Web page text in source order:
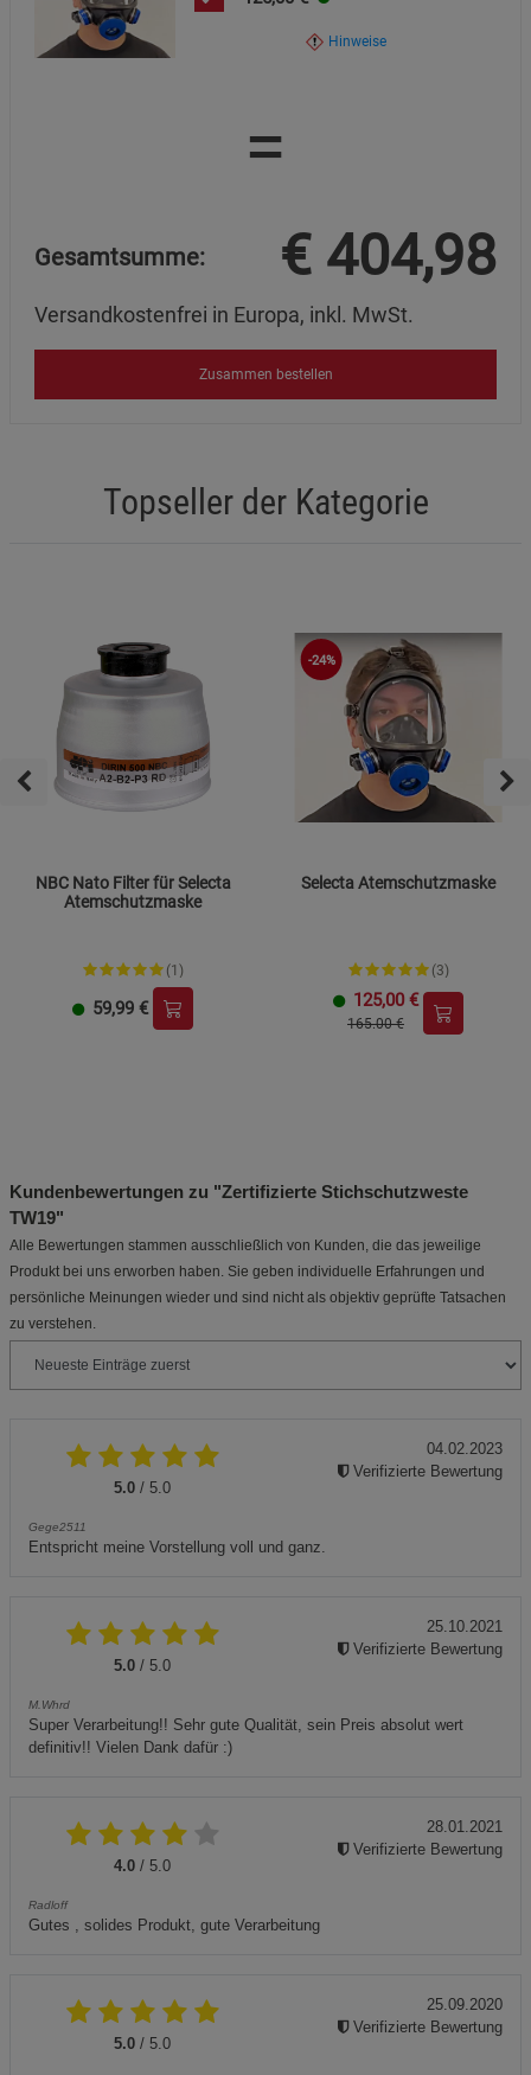
Hinweise
=
Gesamtsumme: € 404,98
Versandkostenfrei in Europa, inkl. MwSt.
Zusammen bestellen
Topseller der Kategorie
NBC Nato Filter für Selecta
Atemschutzmaske
(1)
59,99 €
-24%
Selecta Atemschutzmaske
(3)
125,00 €
165.00 €
Kundenbewertungen zu "Zertifizierte Stichschutzweste
TW19"
Alle Bewertungen stammen ausschließlich von Kunden, die das jeweilige
Produkt bei uns erworben haben. Sie geben individuelle Erfahrungen und
persönliche Meinungen wieder und sind nicht als objektiv geprüfte Tatsachen
zu verstehen.
5.0 / 5.0
Gege2511
Entspricht meine Vorstellung voll und ganz.
04.02.2023
Verifizierte Bewertung
5.0 / 5.0
M.Whrd
Super Verarbeitung!! Sehr gute Qualität, sein Preis absolut wert
definitiv!! Vielen Dank dafür :)
25.10.2021
Verifizierte Bewertung
4.0 / 5.0
Radloff
Gutes , solides Produkt, gute Verarbeitung
28.01.2021
Verifizierte Bewertung
5.0 / 5.0
25.09.2020
Verifizierte Bewertung
Cookie-Informationen